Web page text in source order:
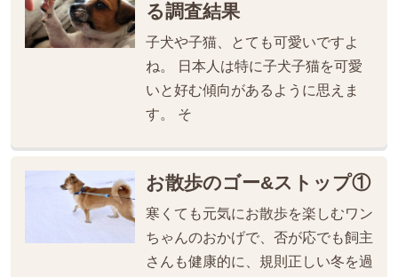
る調査結果
子犬や子猫、とても可愛いですよ
ね。 日本人は特に子犬子猫を可愛
いと好む傾向があるように思えま
す。 そ
お散歩のゴー&ストップ①
寒くても元気にお散歩を楽しむワン
ちゃんのおかげで、否が応でも飼主
さんも健康的に、規則正しい冬を過